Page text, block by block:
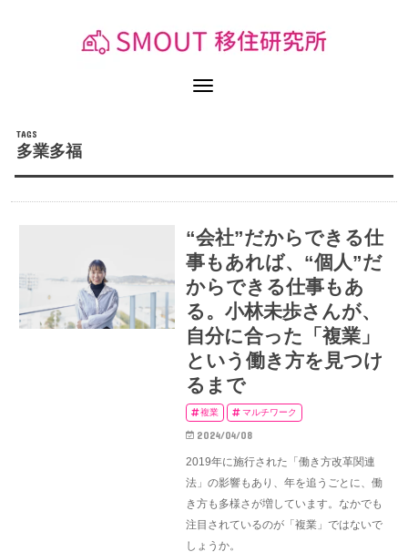
多業多福
“会社”だからできる仕
事もあれば、“個人”だ
からできる仕事もあ
る。小林未歩さんが、
自分に合った「複業」
という働き方を見つけ
るまで
複業 マルチワーク
2024/04/08
2019年に施行された「働き方改革関連
法」の影響もあり、年を追うごとに、働
き方も多様さが増しています。なかでも
注目されているのが「複業」ではないで
しょうか。